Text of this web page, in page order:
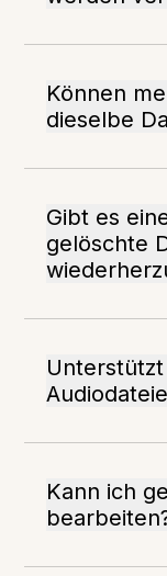
Können
dieselbe
Gibt es
gelöschte
Kann ich